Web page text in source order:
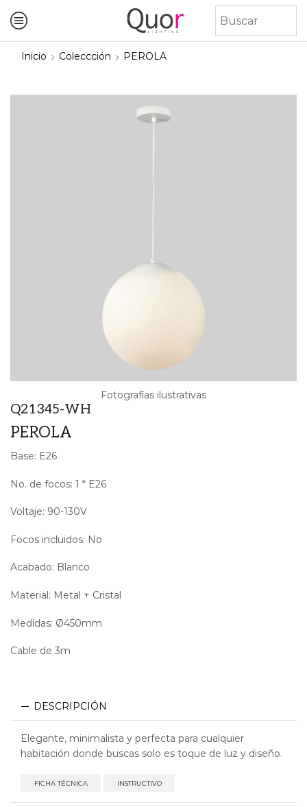
Inicio Coleccción PEROLA
Fotografías ilustrativas
Q21345-WH
PEROLA
Base: E26
No. de focos: 1 * E26
Voltaje: 90-130V
Focos incluidos: No
Acabado: Blanco
Material: Metal + Cristal
Medidas: Ø450mm
Cable de 3m
DESCRIPCIÓN
Elegante, minimalista y perfecta para cualquier
habitación donde buscas solo es toque de luz y diseño.
FICHA TÉCNICA INSTRUCTIVO